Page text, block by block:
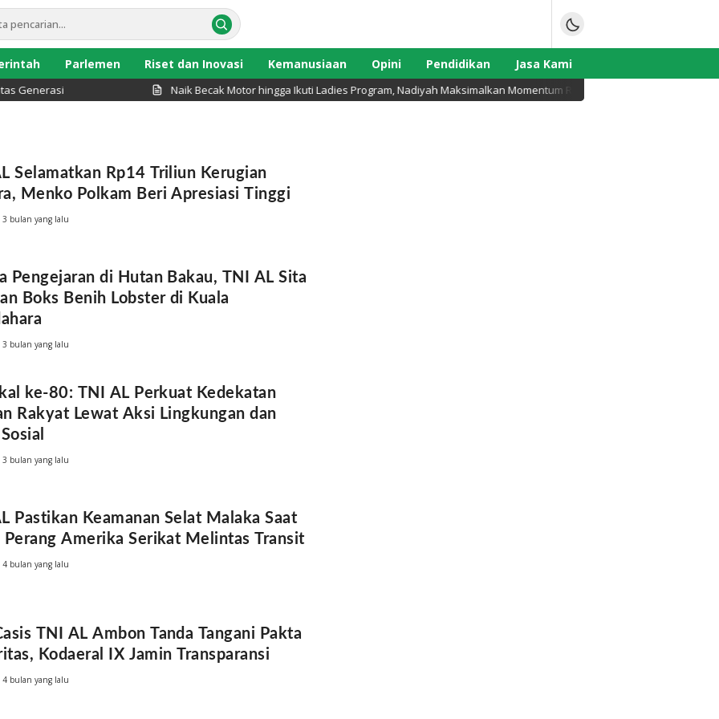
Parlemen Riset dan Inovasi Kemanusiaan Opini Pendidikan Jasa Kami
Generasi Naik Becak Motor hingga Ikuti Ladies Program, Nadiyah Maksimalkan Momentum Rakernas APEKSI di Medan
Selamatkan Rp14 Triliun Kerugian
Menko Polkam Beri Apresiasi Tinggi
3 bulan yang lalu
Pengejaran di Hutan Bakau, TNI AL Sita
Boks Benih Lobster di Kuala
3 bulan yang lalu
ke-80: TNI AL Perkuat Kedekatan
Rakyat Lewat Aksi Lingkungan dan
3 bulan yang lalu
Pastikan Keamanan Selat Malaka Saat
Perang Amerika Serikat Melintas Transit
4 bulan yang lalu
TNI AL Ambon Tanda Tangani Pakta
Kodaeral IX Jamin Transparansi
4 bulan yang lalu